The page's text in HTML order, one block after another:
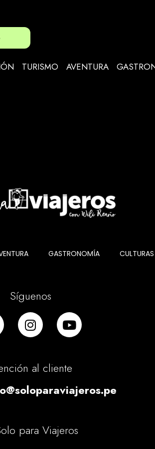
TURISMO AVENTURA
GASTRONOMÍA CULTURAS
Síguenos
al cliente
para Viajeros